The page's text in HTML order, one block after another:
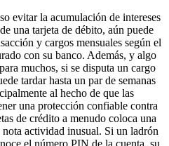
evitar la acumulación de intereses
una tarjeta de débito, aún puede
y cargos mensuales según el
con su banco. Además, y algo
muchos, si se disputa un cargo
tardar hasta un par de semanas
al hecho de que las
una protección confiable contra
de crédito a menudo coloca una
actividad inusual. Si un ladrón
el número PIN de la cuenta, su